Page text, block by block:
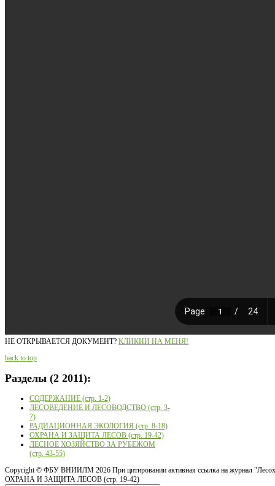
НЕ ОТКРЫВАЕТСЯ ДОКУМЕНТ? КЛИКНИ НА МЕНЯ!
back to top
Разделы (2 2011):
СОДЕРЖАНИЕ (стр. 1-2)
ЛЕСОВЕДЕНИЕ И ЛЕСОВОДСТВО (стр. 3-
7)
РАДИАЦИОННАЯ ЭКОЛОГИЯ (стр. 8-18)
ОХРАНА И ЗАЩИТА ЛЕСОВ (стр. 19-42)
ЛЕСНОЕ ХОЗЯЙСТВО ЗА РУБЕЖОМ
(стр. 43-55)
Copyright © ФБУ ВНИИЛМ 2026 При цитировании активная ссылка на журнал
ОХРАНА И ЗАЩИТА ЛЕСОВ (стр. 19-42)